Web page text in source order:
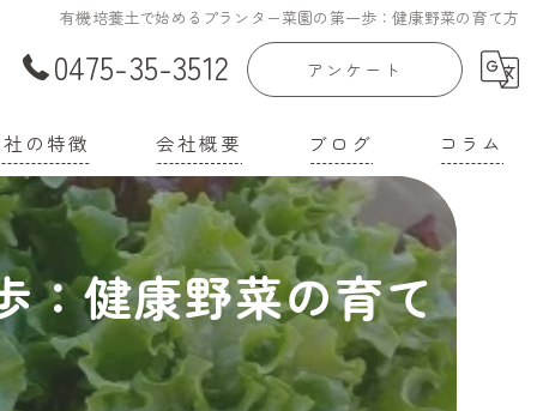
有機培養土で始めるプランター菜園の第一歩：健康野菜の育て方
0475-35-3512 アンケート
の特徴
園
培養土
良材
会社概要
漫画特集
ブログ コラム
：健康野菜の育て